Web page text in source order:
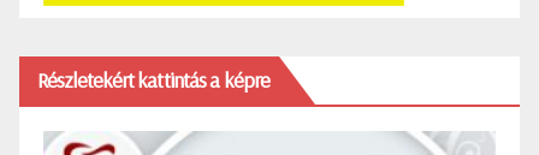
Részletekért kattintás a képre